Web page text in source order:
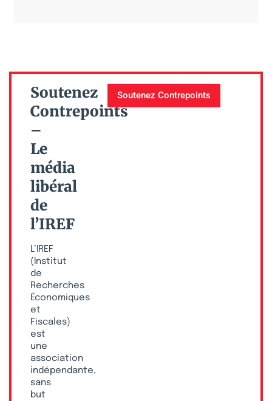
Soutenez
Contrepoints
–
Le
média
libéral
de
l’IREF
L’IREF
(Institut
de
Recherches
Économiques
et
Fiscales)
est
une
association
indépendante,
sans
but
Soutenez Contrepoints